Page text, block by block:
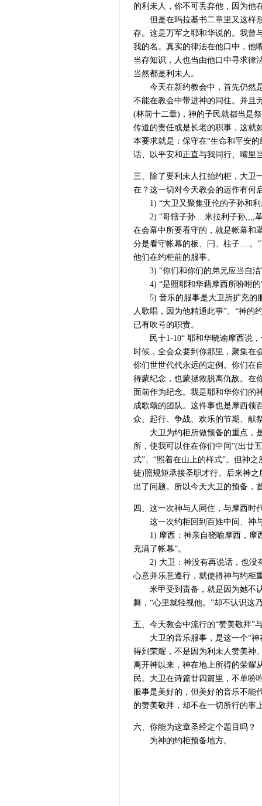
的利未人，你不可丢弃他，因为他
但是在玛拉基书二章里又这样形
存。这是万军之耶和华说的。我曾
我的名。真实的律法在他口中，他
当存知识，人也当由他口中寻求律
当然都是利未人。
今天在新约教会中，首先仍然是
不能在教会中带进神的同住。并且
(林前十二章)，神的子民就都当是
传道的责任或是长老的职事，这就
本要求就是：保守在“生命和平安
话、以平安和正直与我同行、嘴里
三、除了要利未人扛抬约柜，大卫
在？这一切对今天教会的运作有何
1) “大卫又聚集亚伦的子孙和利
2) “哥辖子孙....米拉利子孙,,,,革
在会幕中所要看守的，就是帐幕和
分是看守帐幕的板、闩、柱子....。
他们在约柜前的服事。
3) “你们和你们的弟兄应当自洁”
4) “是照耶和华藉摩西所吩咐的
5) 音乐的服事是大卫所扩充的服
人歌唱，因为他精通此事”、“神的
已有吹号的职责。
民十1-10“ 耶和华晓谕摩西说，
时候，全会众要到你那里，聚集在
你们世世代代永远的定例。你们在
得蒙纪念，也蒙拯救脱离仇敌。在
面前作为纪念。我是耶和华你们的
成歌颂的团队。这件事也是摩西领
众、起行、争战、欢乐的节期、献
大卫为约柜所做预备的重点，是
所，使我可以住在你们中间”(出廿
式”、“照着在山上的样式”。但神
徒)照规矩承接圣职才行。后来神
出了问题。所以今天大卫的预备，
四、这一次神与人同住，与摩西时
这一次约柜回到百姓中间、神
1) 摩西：神亲自晓喻摩西，摩西
充满了帐幕”。
2) 大卫：神没有再说话，也没有
心意并乐意遵行，就使得神与约柜
米甲受到责备，就是因为她不认
舞，“心里就轻视他。”却不认识这
五、今天教会中流行的“赞美敬拜”
大卫的音乐服事，是这一个“神
得到荣耀，不是因为利未人赞美神
离开神以来，神在地上所得的荣耀
民。大卫在诗篇廿四篇里，不单吩
服事是美好的，但美好的音乐不能
的赞美敬拜，却不在一切所行的事
六、你能为这章圣经定个题目吗？
为神的约柜预备地方。